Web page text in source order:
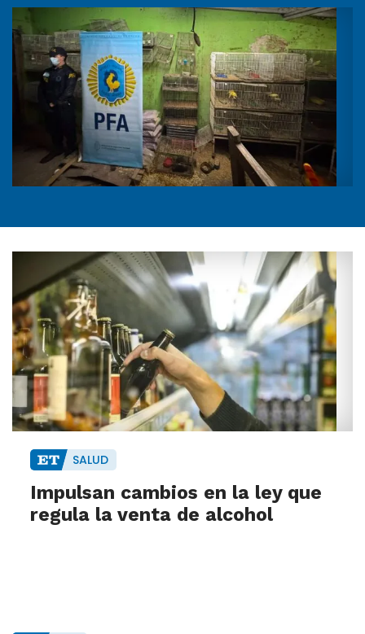
SALUD
Impulsan cambios en la ley que
regula la venta de alcohol